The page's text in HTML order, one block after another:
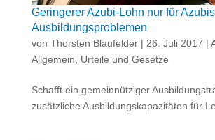
Geringerer Azubi-Lohn nur für
Ausbildungsproblemen
von Thorsten Blaufelder| 26. Juli 2017 |
Allgemein, Urteile und Gesetze
Schafft ein gemeinnütziger
zusätzliche Ausbildungskapazitäten für